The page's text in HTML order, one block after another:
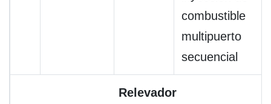
combustible
multipuerto
secuencial
Relevador